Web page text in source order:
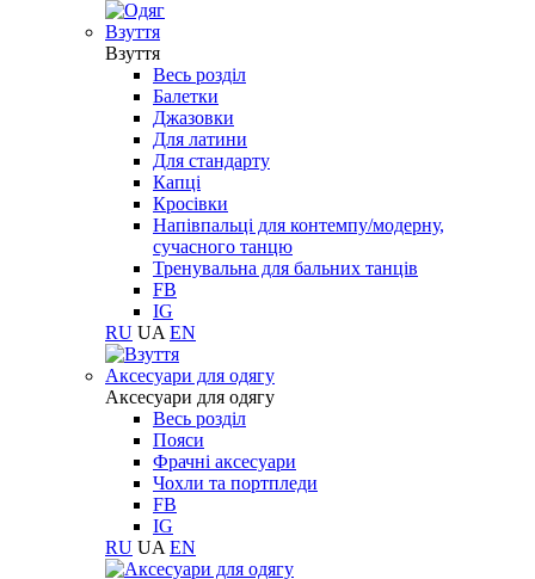
Взуття
Взуття
Весь розділ
Балетки
Джазовки
Для латини
Для стандарту
Капці
Кросівки
Напівпальці для контемпу/модерну,
сучасного танцю
Тренувальна для бальних танців
FB
IG
RU UA EN
Aксесуари для одягу
Aксесуари для одягу
Весь розділ
Пояси
Фрачні аксесуари
Чохли та портпледи
FB
IG
RU UA EN